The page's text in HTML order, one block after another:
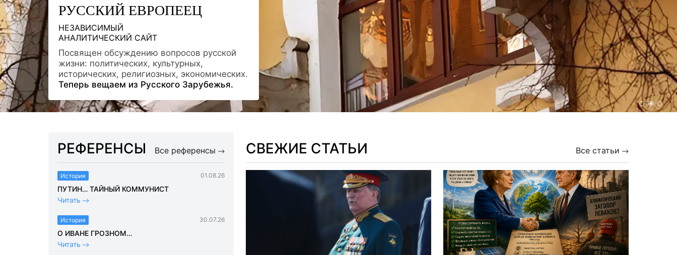
РУССКИЙ ЕВРОПЕЕЦ
НЕЗАВИСИМЫЙ
АНАЛИТИЧЕСКИЙ САЙТ
Посвящен обсуждению вопросов русской
жизни: политических, культурных,
исторических, религиозных, экономических.
Теперь вещаем из Русского Зарубежья.
РЕФЕРЕНСЫ Все референсы
История 01.08.26
ПУТИН… ТАЙНЫЙ КОММУНИСТ
Читать
История 30.07.26
О ИВАНЕ ГРОЗНОМ…
Читать
СВЕЖИЕ СТАТЬИ Все статьи